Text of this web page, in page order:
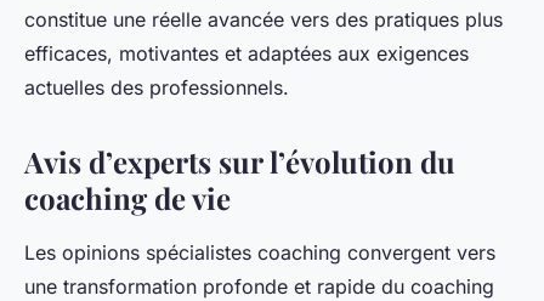
constitue une réelle avancée vers des pratiques plus
efficaces, motivantes et adaptées aux exigences
actuelles des professionnels.
Avis d’experts sur l’évolution du
coaching de vie
Les opinions spécialistes coaching convergent vers
une transformation profonde et rapide du coaching